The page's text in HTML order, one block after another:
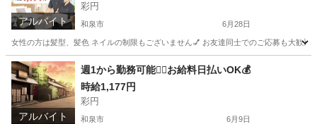
アルバイト
彩円
和泉市 6月28日
女性の方は髪型、髪色 ネイルの制限もございません💅 お友達同士でのご応募も大歓
大阪 和泉市 旅館 時給
アルバイト
週1から勤務可能🙆‍♀️お給料日払いOK💰
時給1,177円
彩円
和泉市 6月9日